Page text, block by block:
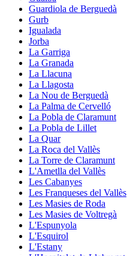
Guardiola de Berguedà
Gurb
Igualada
Jorba
La Garriga
La Granada
La Llacuna
La Llagosta
La Nou de Berguedà
La Palma de Cervelló
La Pobla de Claramunt
La Pobla de Lillet
La Quar
La Roca del Vallès
La Torre de Claramunt
L'Ametlla del Vallès
Les Cabanyes
Les Franqueses del Vallès
Les Masies de Roda
Les Masies de Voltregà
L'Espunyola
L'Esquirol
L'Estany